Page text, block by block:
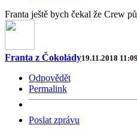
Franta ještě bych čekal že Crew
Franta z Čokolády19.11.2018 11:09
Odpovědět
Permalink
Poslat zprávu